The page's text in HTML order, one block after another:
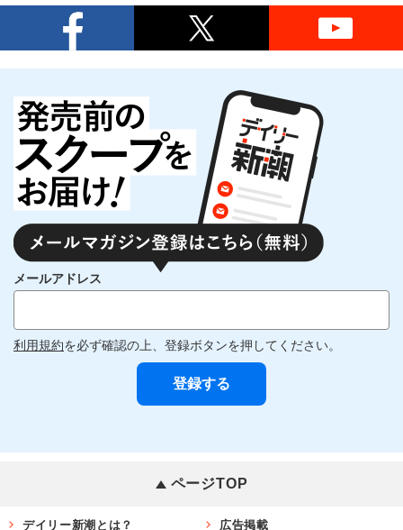
メールアドレス
利用規約を必ず確認の上、登録ボタンを押してください。
ページTOP
デイリー新潮とは？ 広告掲載